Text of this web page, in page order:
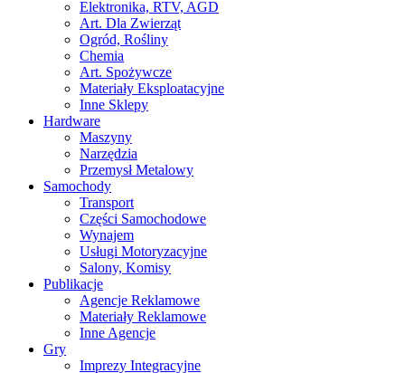
Elektronika, RTV, AGD
Art. Dla Zwierząt
Ogród, Rośliny
Chemia
Art. Spożywcze
Materiały Eksploatacyjne
Inne Sklepy
Hardware
Maszyny
Narzędzia
Przemysł Metalowy
Samochody
Transport
Części Samochodowe
Wynajem
Usługi Motoryzacyjne
Salony, Komisy
Publikacje
Agencje Reklamowe
Materiały Reklamowe
Inne Agencje
Gry
Imprezy Integracyjne